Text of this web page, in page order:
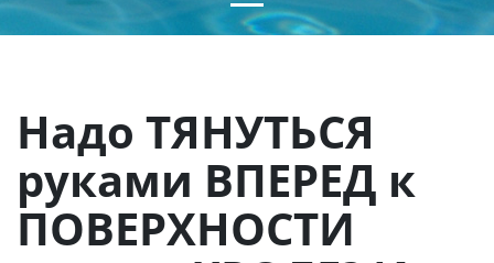
Надо ТЯНУТЬСЯ
руками ВПЕРЕД к
ПОВЕРХНОСТИ